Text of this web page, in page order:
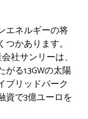
エネルギーの将
かあります。
社サンリーは、
る1.3GWの太陽
ブリッドパーク
資で3億ユーロを